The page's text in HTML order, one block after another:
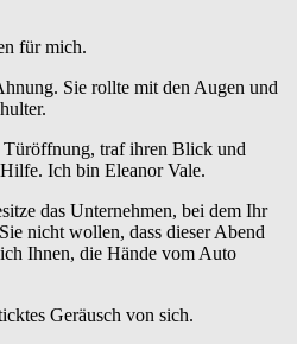
für mich.
Sie rollte mit den Augen und
traf ihren Blick und
Ich bin Eleanor Vale.
das Unternehmen, bei dem Ihr
nicht wollen, dass dieser Abend
Ihnen, die Hände vom Auto
Geräusch von sich.